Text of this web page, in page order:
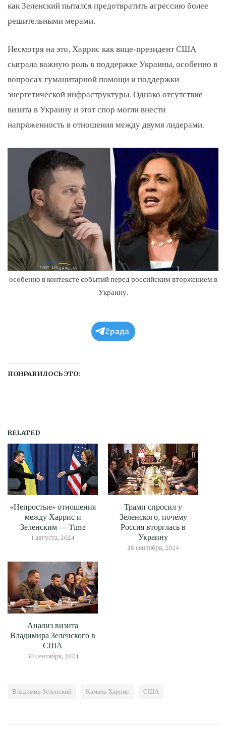
как Зеленский пытался предотвратить агрессию более
решительными мерами.
Несмотря на это, Харрис как вице-президент США
сыграла важную роль в поддержке Украины, особенно в
вопросах гуманитарной помощи и поддержки
энергетической инфраструктуры. Однако отсутствие
визита в Украину и этот спор могли внести
напряженность в отношения между двумя лидерами.
особенно в контексте событий перед российским вторжением в
Украину.
Zрада
ПОНРАВИЛОСЬ ЭТО:
RELATED
«Непростые» отношения
между Харрис и
Зеленским — Time
1 августа, 2024
Трамп спросил у
Зеленского, почему
Россия вторглась в
Украину
28 сентября, 2024
Анализ визита
Владимира Зеленского в
США
30 сентября, 2024
Владимир Зеленский Камала Харрис США